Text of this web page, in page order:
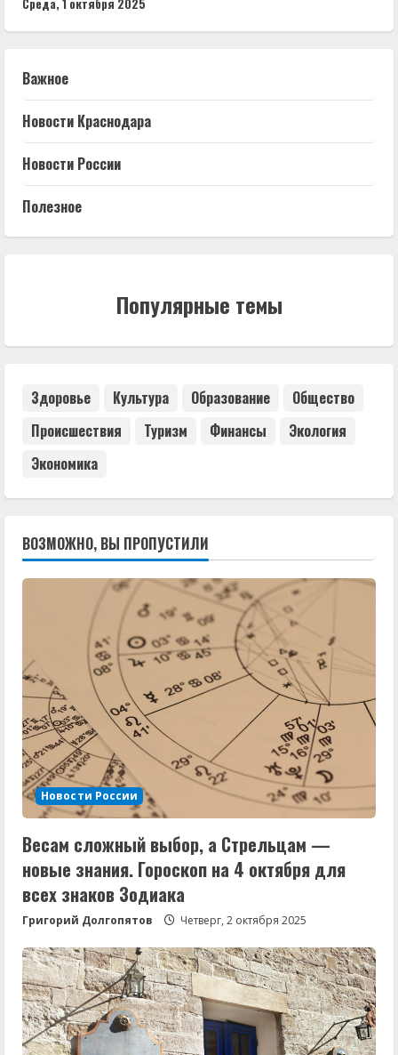
Важное
Новости Краснодара
Новости России
Полезное
Популярные темы
Здоровье Культура Образование
Общество
Происшествия
Туризм Финансы
Экология
Экономика
ВОЗМОЖНО, ВЫ ПРОПУСТИЛИ
Новости России
Весам сложный выбор, а Стрельцам —
новые знания. Гороскоп на 4 октября для
всех знаков Зодиака
Григорий Долгопятов Четверг, 2 октября 2025